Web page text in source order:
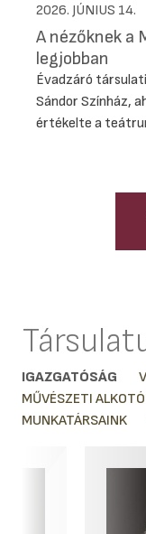
2026. JÚNIUS 14.
A nézőknek a
legjobban
Évadzáró
Sándor Színház,
értékelte a
IGAZGATÓSÁG
MŰVÉSZETI
MUNKATÁRSAINK